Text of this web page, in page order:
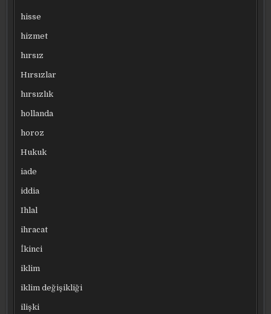
hisse
hizmet
hırsız
Hırsızlar
hırsızlık
hollanda
horoz
Hukuk
iade
iddia
Ihlal
ihracat
İkinci
iklim
iklim değişikliği
ilişki